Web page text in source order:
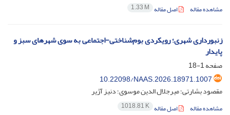
مشاهده مقاله اصل مقاله 1.33 M
زنبورداری شهری؛ رویکردی بوم‌شناختی-اجتماعی به سوی شهرهای سبز و
پایدار
صفحه1-18
10.22098/NAAS.2026.18971.1007
مقصود بشارتی؛ میرجلال الدین موسوی؛ دنیز آژیر
مشاهده مقاله اصل مقاله 1018.81 K